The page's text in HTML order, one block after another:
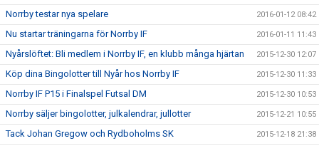
Norrby testar nya spelare 2016-01-12 08:42
Nu startar träningarna för Norrby IF 2016-01-11 11:43
Nyårslöftet: Bli medlem i Norrby IF, en klubb många hjärtan 2015-12-30 12:07
Köp dina Bingolotter till Nyår hos Norrby IF 2015-12-30 11:33
Norrby IF P15 i Finalspel Futsal DM 2015-12-30 10:53
Norrby säljer bingolotter, julkalendrar, jullotter 2015-12-21 10:55
Tack Johan Gregow och Rydboholms SK 2015-12-18 21:38